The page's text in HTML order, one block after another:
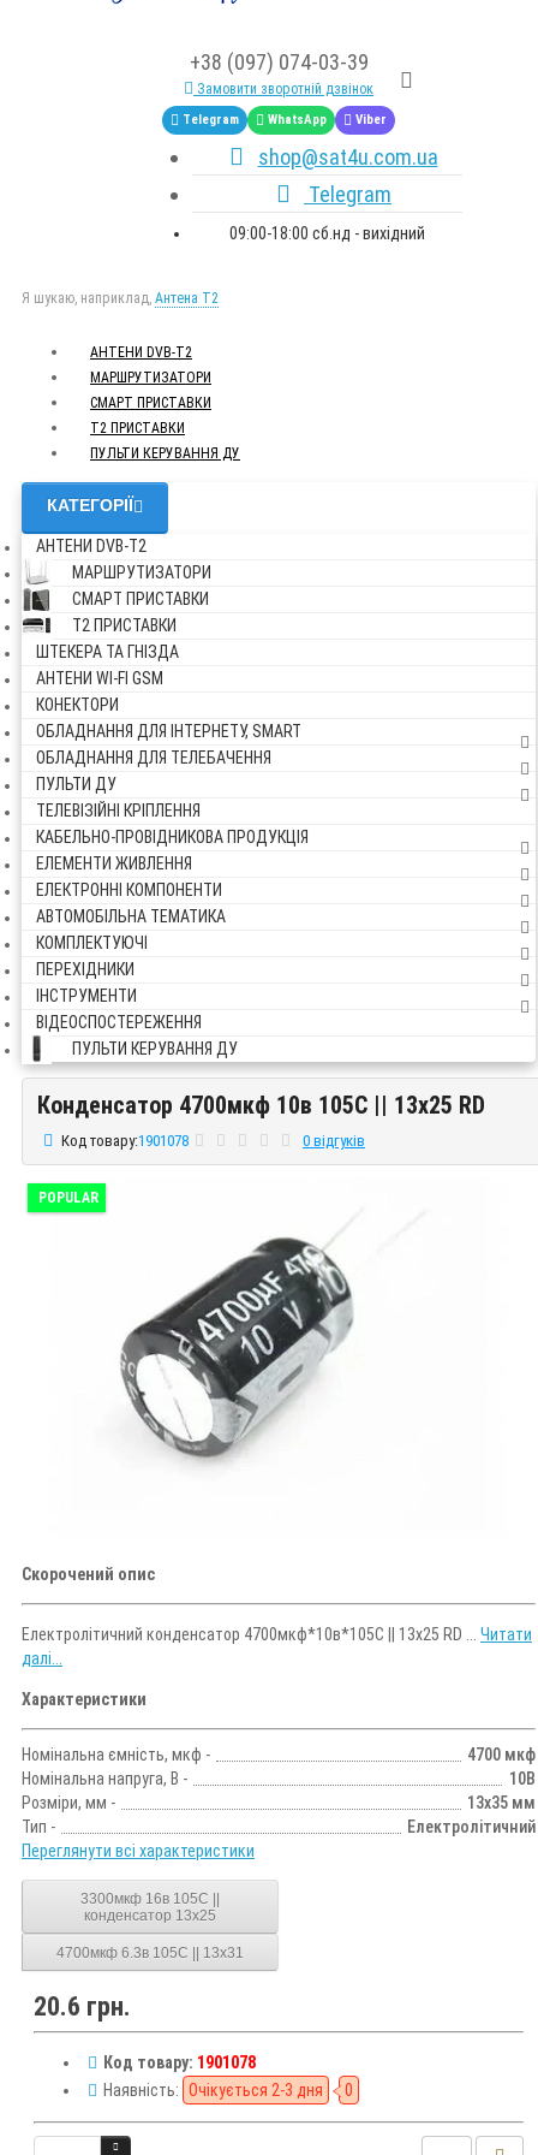
+38 (097) 074-03-39
Замовити зворотній дзвінок
Telegram WhatsApp Viber
shop@sat4u.com.ua
Telegram
09:00-18:00 сб.нд - вихідний
Я шукаю, наприклад, Антена Т2
АНТЕНИ DVB-Т2
МАРШРУТИЗАТОРИ
СМАРТ ПРИСТАВКИ
Т2 ПРИСТАВКИ
ПУЛЬТИ КЕРУВАННЯ ДУ
КАТЕГОРІЇ
АНТЕНИ DVB-Т2
МАРШРУТИЗАТОРИ
СМАРТ ПРИСТАВКИ
Т2 ПРИСТАВКИ
ШТЕКЕРА ТА ГНІЗДА
АНТЕНИ WI-FI GSM
КОНЕКТОРИ
ОБЛАДНАННЯ ДЛЯ ІНТЕРНЕТУ, SMART
ОБЛАДНАННЯ ДЛЯ ТЕЛЕБАЧЕННЯ
ПУЛЬТИ ДУ
ТЕЛЕВІЗІЙНІ КРІПЛЕННЯ
КАБЕЛЬНО-ПРОВІДНИКОВА ПРОДУКЦІЯ
ЕЛЕМЕНТИ ЖИВЛЕННЯ
ЕЛЕКТРОННІ КОМПОНЕНТИ
АВТОМОБІЛЬНА ТЕМАТИКА
КОМПЛЕКТУЮЧІ
ПЕРЕХІДНИКИ
ІНСТРУМЕНТИ
ВІДЕОСПОСТЕРЕЖЕННЯ
ПУЛЬТИ КЕРУВАННЯ ДУ
Конденсатор 4700мкф 10в 105С || 13x25 RD
Конденсатор 4700мкф 10в 105С || 13x25 RD
Код товару:1901078 0 відгуків
POPULAR
Скорочений опис
Електролітичний конденсатор 4700мкф*10в*105С || 13x25 RD ... Читати
далі...
Характеристики
Номінальна ємність, мкф -
4700 мкф
Номінальна напруга, В -
10В
Розміри, мм -
13х35 мм
Тип -
Електролітичний
Переглянути всі характеристики
3300мкф 16в 105С ||
конденсатор 13x25
4700мкф 6.3в 105С || 13x31
20.6 грн.
Код товару: 1901078
Наявність: Очікується 2-3 дня 0